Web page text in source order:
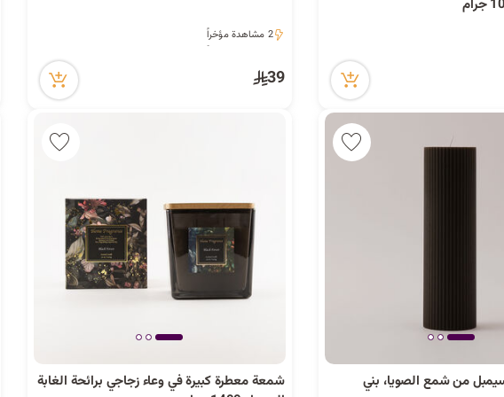
2 مشاهدة مؤخراً
39
من شمع الصويا، بني
شمعة معطرة كبيرة في وعاء زجاجي برائحة الغابة